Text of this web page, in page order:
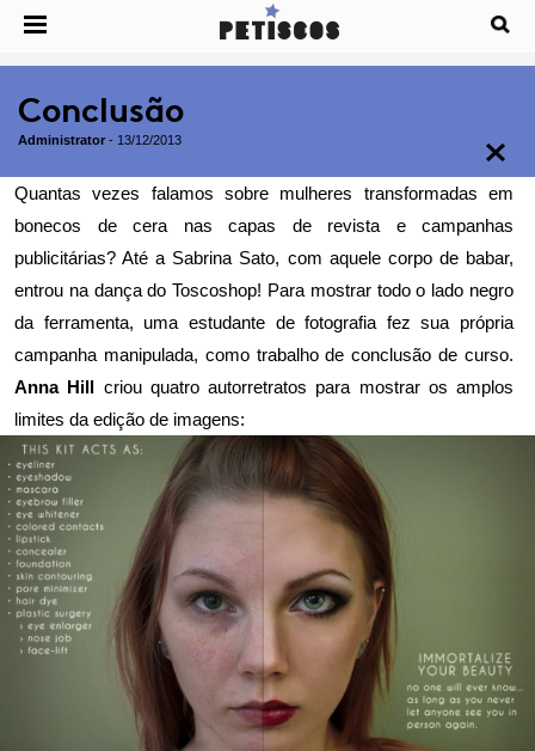
Conclusão
Administrator - 13/12/2013
Quantas vezes falamos sobre mulheres transformadas em
bonecos de cera nas capas de revista e campanhas
publicitárias?Até a Sabrina Sato, com aquele corpo de babar,
entrou na dança do Toscoshop! Para mostrar todo o lado negro
da ferramenta, uma estudante de fotografia fez sua própria
campanha manipulada, como trabalho de conclusão de curso.
Anna Hill criou quatro autorretratos para mostrar os amplos
limites da edição de imagens: